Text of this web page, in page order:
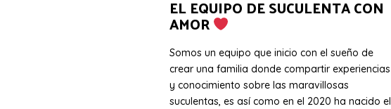
EL EQUIPO DE SUCULENTA CON
AMOR
Somos un equipo que inicio con el sueño de
crear una familia donde compartir experiencias
y conocimiento sobre las maravillosas
suculentas, es así como en el 2020 ha nacido el